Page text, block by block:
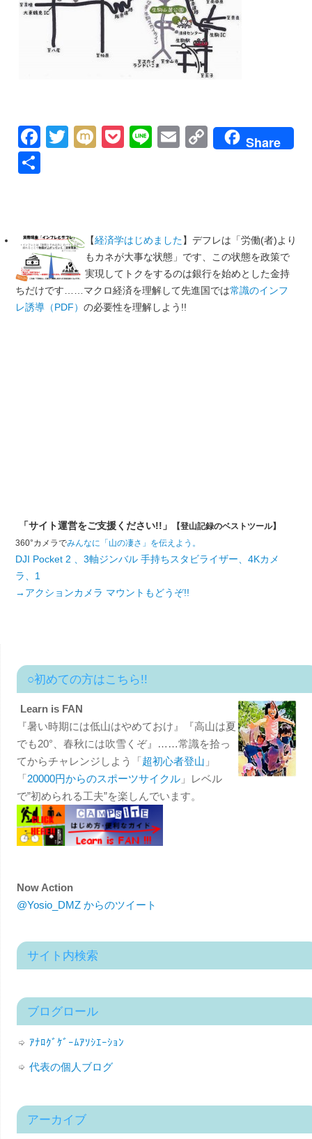
Facebook
Twitter
MixiPocket
LineEmailCopyShare
【経済学はじめました】デフレは「労働(者)より
もカネが大事な状態」です、この状態を政策で
実現してトクをするのは銀行を始めとした金持
ちだけです……マクロ経済を理解して先進国では常識のインフ
レ誘導（PDF） の必要性を理解しよう!!
「サイト運営をご支援ください!!」
【登山記録のベストツール】
360°カメラでみんなに「山の凄さ」を伝えよう。
DJI Pocket 2 、3軸ジンバル 手持ちスタビライザー、4Kカメ
ラ、1
→アクションカメラ マウントもどうぞ!!
○初めての方はこちら!!
Learn is FAN
『暑い時期には低山はやめておけ』『高山は夏
でも20°、春秋には吹雪くぞ』……常識を拾っ
てからチャレンジしよう「超初心者登山 」
「20000円からのスポーツサイクル」レベル
で”初められる工夫”を楽しんでいます。
Now Action
@Yosio_DMZ からのツイート
サイト内検索
ブログロール
ｱﾅﾛｸﾞｹﾞｰﾑｱｿｼｴｰｼｮﾝ
代表の個人ブログ
アーカイブ